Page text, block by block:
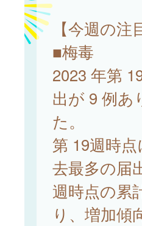
【今週の注
■梅毒
2023 年第
出が 9 例あ
た。
第 19週時
去最多の届
週時点の累
り、増加傾